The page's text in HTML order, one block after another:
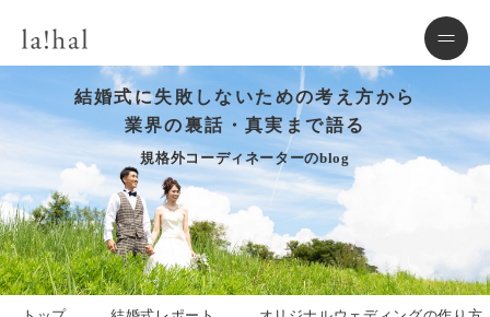
結婚式に失敗しないための考え方から
業界の裏話・真実まで語る
規格外コーディネーターのblog